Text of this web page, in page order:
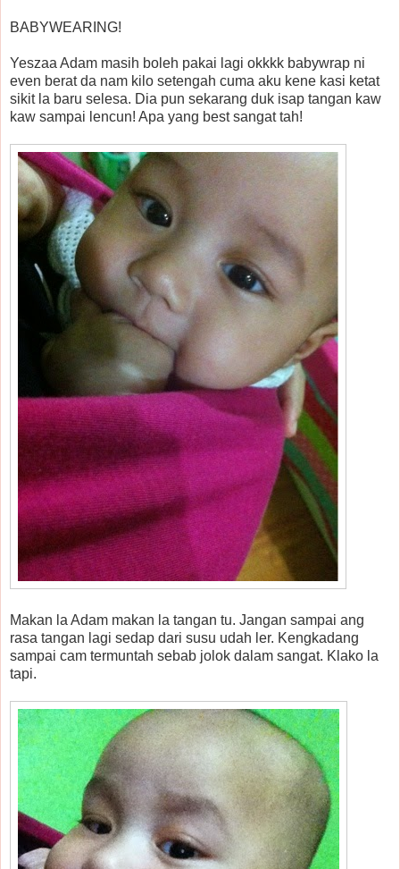
BABYWEARING!
Yeszaa Adam masih boleh pakai lagi okkkk babywrap ni
even berat da nam kilo setengah cuma aku kene kasi ketat
sikit la baru selesa. Dia pun sekarang duk isap tangan kaw
kaw sampai lencun! Apa yang best sangat tah!
Makan la Adam makan la tangan tu. Jangan sampai ang
rasa tangan lagi sedap dari susu udah ler. Kengkadang
sampai cam termuntah sebab jolok dalam sangat. Klako la
tapi.